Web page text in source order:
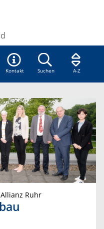
Kontakt Suchen A-Z
Ruhr